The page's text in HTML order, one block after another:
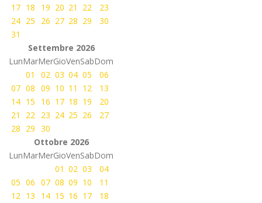
17 18 19 20 21 22
23
24 25 26 27 28 29
30
31
Settembre 2026
LunMarMerGioVenSabDom
01
02 03 04 05
06
07 08 09 10 11 12
13
14 15 16 17 18 19
20
21
22 23 24 25 26
27
28 29 30
Ottobre 2026
LunMarMerGioVenSabDom
01 02 03
04
05 06 07 08 09 10
11
12 13 14 15 16 17
18